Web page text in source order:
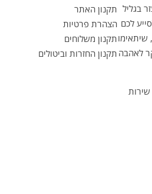
בגליל
לכם
שיתאימו
לאהבה
תקנון האתר
הצהרת פרטיות
תקנון משלוחים
תקנון החזרות וביטולים